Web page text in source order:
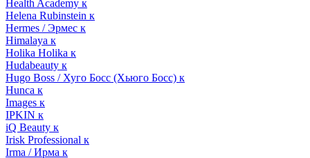
Health Academy к
Helena Rubinstein к
Hermes / Эрмес к
Himalaya к
Holika Holika к
Hudabeauty к
Hugo Boss / Хуго Босс (Хьюго Босс) к
Hunca к
Images к
IPKIN к
iQ Beauty к
Irisk Professional к
Irma / Ирма к